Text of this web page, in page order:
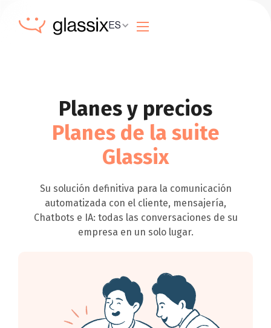
ES
Planes y precios
Planes de la suite
Glassix
Su solución definitiva para la comunicación
automatizada con el cliente, mensajería,
Chatbots e IA: todas las conversaciones de su
empresa en un solo lugar.